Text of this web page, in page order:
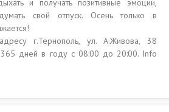
и получать позитивные эмоции,
свой отпуск. Осень только в
г.Тернополь, ул. А.Живова, 38
365 дней в году с 08:00 до 20:00. Info